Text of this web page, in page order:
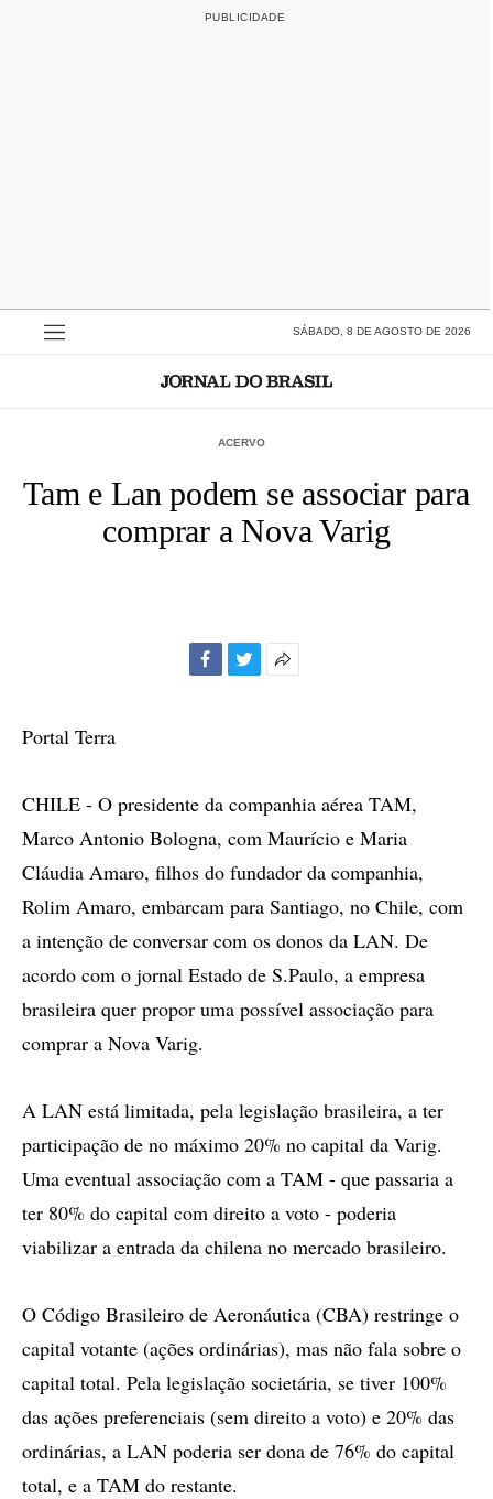
SÁBADO, 8 DE AGOSTO DE 2026
ACERVO
Tam e Lan podem se associar para
comprar a Nova Varig
Portal Terra
CHILE - O presidente da companhia aérea TAM,
Marco Antonio Bologna, com Maurício e Maria
Cláudia Amaro, filhos do fundador da companhia,
Rolim Amaro, embarcam para Santiago, no Chile, com
a intenção de conversar com os donos da LAN. De
acordo com o jornal Estado de S.Paulo, a empresa
brasileira quer propor uma possível associação para
comprar a Nova Varig.
A LAN está limitada, pela legislação brasileira, a ter
participação de no máximo 20% no capital da Varig.
Uma eventual associação com a TAM - que passaria a
ter 80% do capital com direito a voto - poderia
viabilizar a entrada da chilena no mercado brasileiro.
O Código Brasileiro de Aeronáutica (CBA) restringe o
capital votante (ações ordinárias), mas não fala sobre o
capital total. Pela legislação societária, se tiver 100%
das ações preferenciais (sem direito a voto) e 20% das
ordinárias, a LAN poderia ser dona de 76% do capital
total, e a TAM do restante.